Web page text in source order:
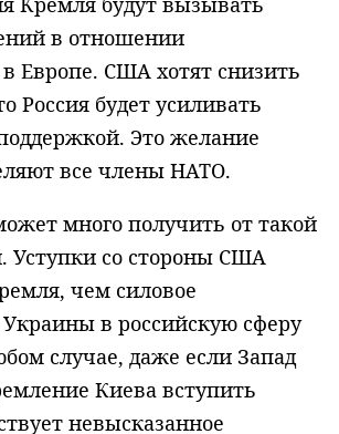
в отношении
в Европе. США хотят снизить
Россия будет усиливать
Это желание
все члены НАТО.
много получить от такой
Уступки со стороны США
чем силовое
в российскую сферу
случае, даже если Запад
Киева вступить
невысказанное